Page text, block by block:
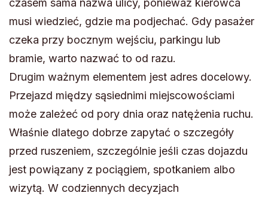
czasem sama nazwa ulicy, ponieważ kierowca
musi wiedzieć, gdzie ma podjechać. Gdy pasażer
czeka przy bocznym wejściu, parkingu lub
bramie, warto nazwać to od razu.
Drugim ważnym elementem jest adres docelowy.
Przejazd między sąsiednimi miejscowościami
może zależeć od pory dnia oraz natężenia ruchu.
Właśnie dlatego dobrze zapytać o szczegóły
przed ruszeniem, szczególnie jeśli czas dojazdu
jest powiązany z pociągiem, spotkaniem albo
wizytą. W codziennych decyzjach